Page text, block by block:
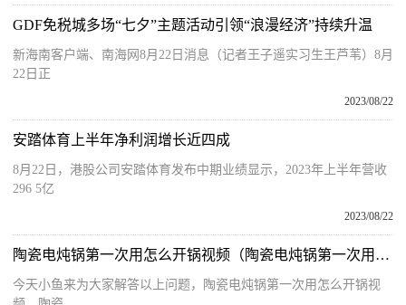
GDF免税城多场“七夕”主题活动引领“浪漫经济”持续升温
新海南客户端、南海网8月22日消息（记者王子遥实习生王芦苇）8月
22日正
2023/08/22
安踏体育上半年净利润增长近四成
8月22日，港股公司安踏体育发布中期业绩显示，2023年上半年营收
296 5亿
2023/08/22
陶瓷电炖锅第一次用怎么开锅视频（陶瓷电炖锅第一次用怎么开锅）
今天小鱼来为大家解答以上问题，陶瓷电炖锅第一次用怎么开锅视